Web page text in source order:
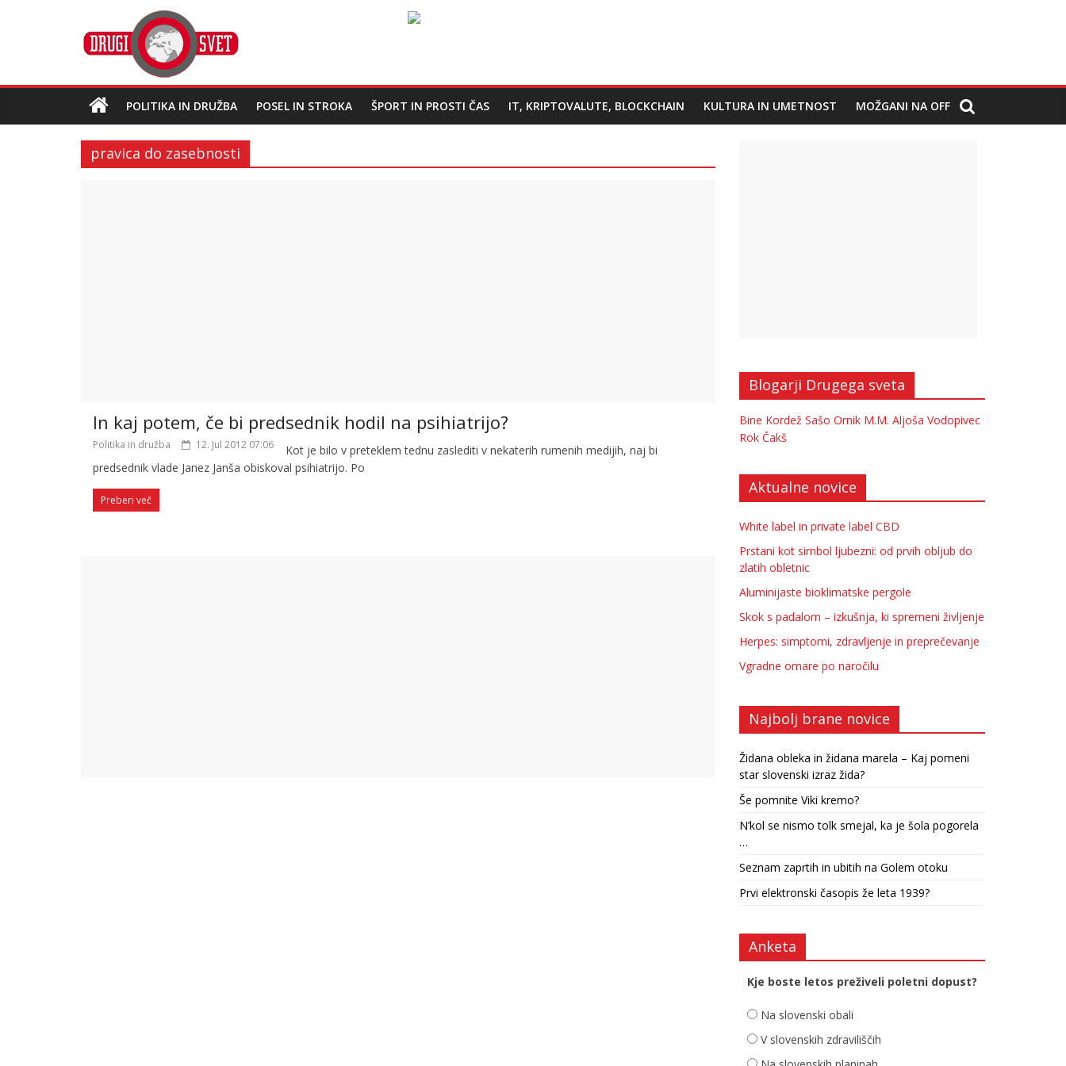
POLITIKA IN DRUŽBA POSEL IN STROKA ŠPORT IN PROSTI ČAS IT, KRIPTOVALUTE, BLOCKCHAIN KULTURA IN UMETNOST MOŽGANI NA OFF
pravica do zasebnosti
In kaj potem, če bi predsednik hodil na psihiatrijo?
Politika in družba 12. Jul 2012 07:06
Kot je bilo v preteklem tednu zaslediti v nekaterih rumenih medijih, naj bi
predsednik vlade Janez Janša obiskoval psihiatrijo. Po
Preberi več
Blogarji Drugega sveta
Bine Kordež Sašo Ornik M.M. Aljoša Vodopivec
Rok Čakš
Aktualne novice
White label in private label CBD
Prstani kot simbol ljubezni: od prvih obljub do
zlatih obletnic
Aluminijaste bioklimatske pergole
Skok s padalom – izkušnja, ki spremeni življenje
Herpes: simptomi, zdravljenje in preprečevanje
Vgradne omare po naročilu
Najbolj brane novice
Židana obleka in židana marela – Kaj pomeni
star slovenski izraz žida?
Še pomnite Viki kremo?
N’kol se nismo tolk smejal, ka je šola pogorela
…
Seznam zaprtih in ubitih na Golem otoku
Prvi elektronski časopis že leta 1939?
Anketa
Kje boste letos preživeli poletni dopust?
Na slovenski obali
V slovenskih zdraviliščih